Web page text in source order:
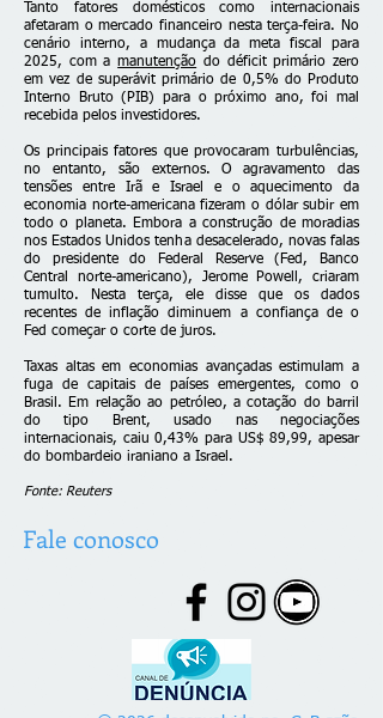
Tanto fatores domésticos como internacionais
afetaram o mercado financeiro nesta terça-feira. No
cenário interno, a mudança da meta fiscal para
2025, com amanutenção do déficit primário zero
em vez de superávit primário de 0,5% do Produto
Interno Bruto (PIB) para o próximo ano, foi mal
recebida pelos investidores.
Os principais fatores que provocaram turbulências,
no entanto, são externos. O agravamento das
tensões entre Irã e Israel e o aquecimento da
economia norte-americana fizeram o dólar subir em
todo o planeta. Embora a construção de moradias
nos Estados Unidos tenha desacelerado, novas falas
do presidente do Federal Reserve (Fed, Banco
Central norte-americano), Jerome Powell, criaram
tumulto. Nesta terça, ele disse que os dados
recentes de inflação diminuem a confiança de o
Fed começar o corte de juros.
Taxas altas em economias avançadas estimulam a
fuga de capitais de países emergentes, como o
Brasil. Em relação ao petróleo, a cotação do barril
do tipo Brent, usado nas negociações
internacionais, caiu 0,43% para US$ 89,99, apesar
do bombardeio iraniano a Israel.
Fonte: Reuters
Fale conosco